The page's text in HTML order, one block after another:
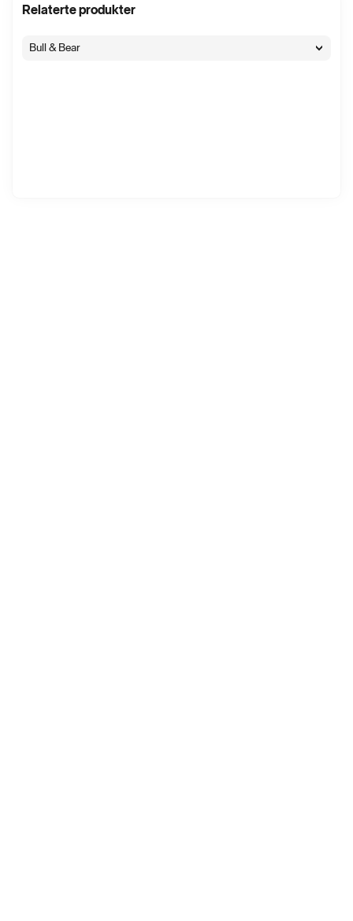
∙Pressemelding
∙Pressemelding
Relaterte produkter
Bull & Bear